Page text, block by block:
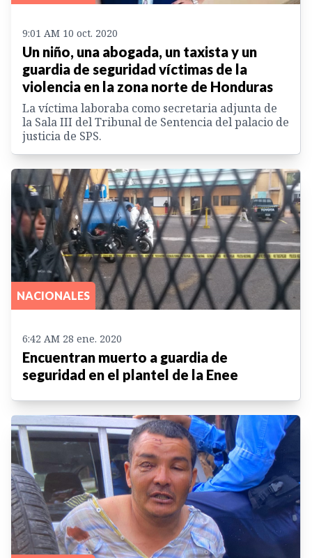
9:01 AM 10 oct. 2020
Un niño, una abogada, un taxista y un
guardia de seguridad víctimas de la
violencia en la zona norte de Honduras
La víctima laboraba como secretaria adjunta de
la Sala III del Tribunal de Sentencia del palacio de
justicia de SPS.
NACIONALES
6:42 AM 28 ene. 2020
Encuentran muerto a guardia de
seguridad en el plantel de la Enee